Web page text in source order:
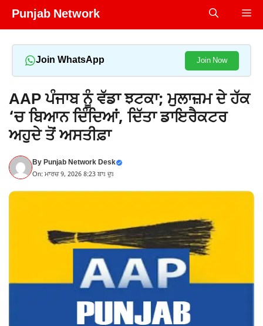
Skip
Punjab Network
Join WhatsApp Join Now
AAP ਪੰਜਾਬ ਨੂੰ ਵੱਡਾ ਝਟਕਾ; ਮੁਲਾਜ਼ਮ ਦੇ ਹੱਕ
‘ਚ ਬਿਆਨ ਦਿੰਦਿਆਂ, ਦਿੱਤਾ ਡਾਇਰੈਕਟਰ
ਅਹੁਦੇ ਤੋਂ ਅਸਤੀਫ਼ਾ
ByPunjab Network Desk
On: ਮਾਰਚ 9, 2026 8:23 ਬਾਃ ਦੁਃ